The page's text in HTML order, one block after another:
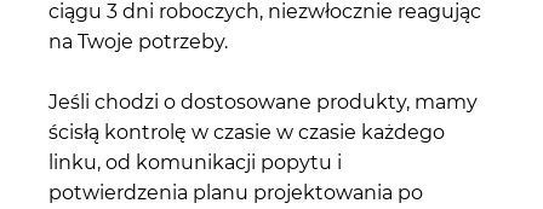
ciągu 3 dni roboczych, niezwłocznie reagując
na Twoje potrzeby.
Jeśli chodzi o dostosowane produkty, mamy
ścisłą kontrolę w czasie w czasie każdego
linku, od komunikacji popytu i
potwierdzenia planu projektowania po